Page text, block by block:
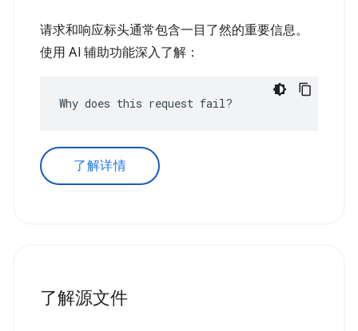
请求和响应标头通常包含一目了然的重要信息。
使用 AI 辅助功能深入了解：
Why does this request fail?
了解详情
了解源文件